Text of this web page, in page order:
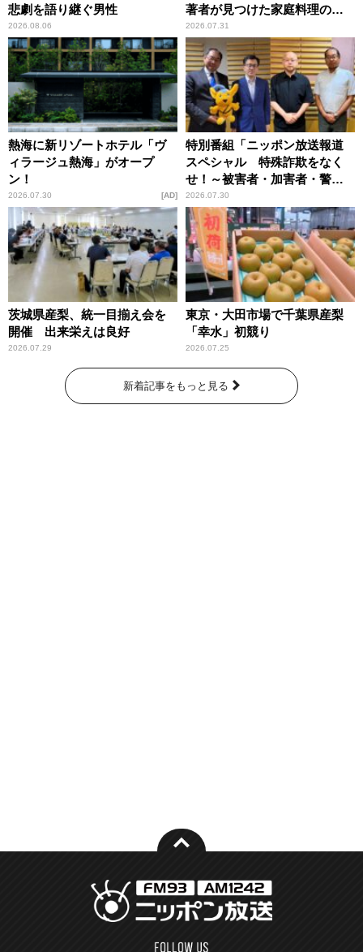
悲劇を語り継ぐ男性
2026.08.06
著者が見つけた家庭料理の知
恵
2026.07.31
熱海に新リゾートホテル「ヴ
ィラージュ熱海」がオープ
ン！
2026.07.30 AD
特別番組「ニッポン放送報道
スペシャル 特殊詐欺をなく
せ！～被害者・加害者・警視
庁が語るトクリュウの実態
～」放送
2026.07.30
茨城県産梨、統一目揃え会を
開催 出来栄えは良好
2026.07.29
東京・大田市場で千葉県産梨
「幸水」初競り
2026.07.25
新着記事をもっと見る